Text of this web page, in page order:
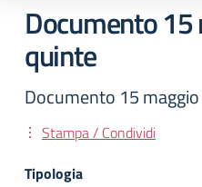
Documento
quinte
Documento 15
Stampa / Condividi
Tipologia